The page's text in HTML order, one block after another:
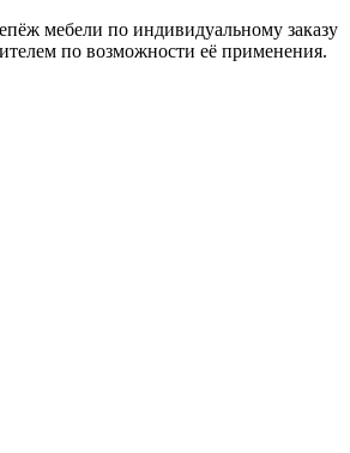
мебели по индивидуальному заказу
по возможности её применения.